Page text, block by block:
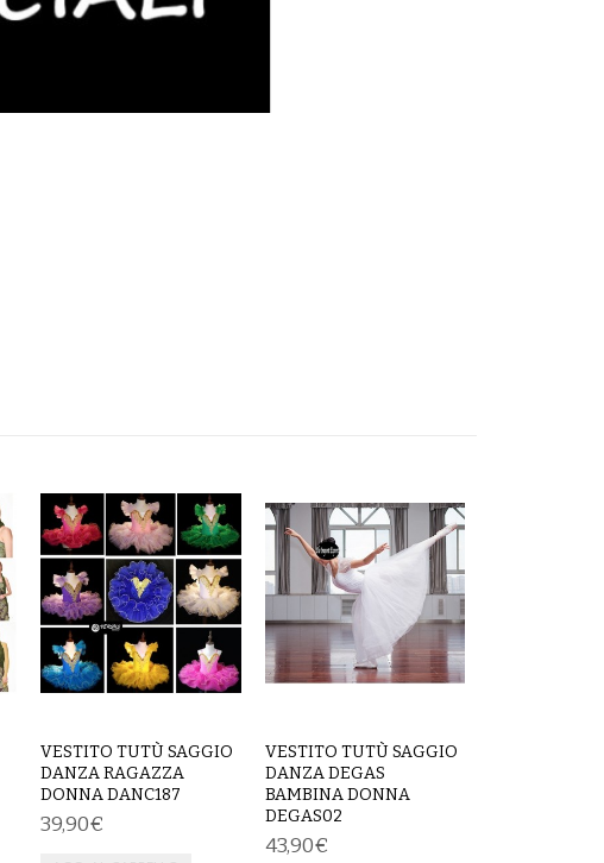
VESTITO TUTÙ SAGGIO
DANZA RAGAZZA
DONNA DANC187
39,90€
VESTITO TUTÙ SAGGIO
DANZA DEGAS
BAMBINA DONNA
DEGAS02
43,90€